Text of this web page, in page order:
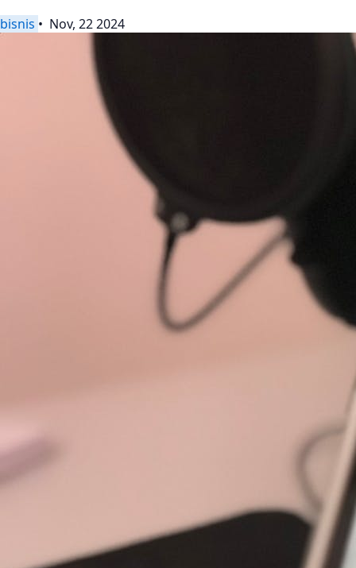
bisnis • Nov, 22 2024